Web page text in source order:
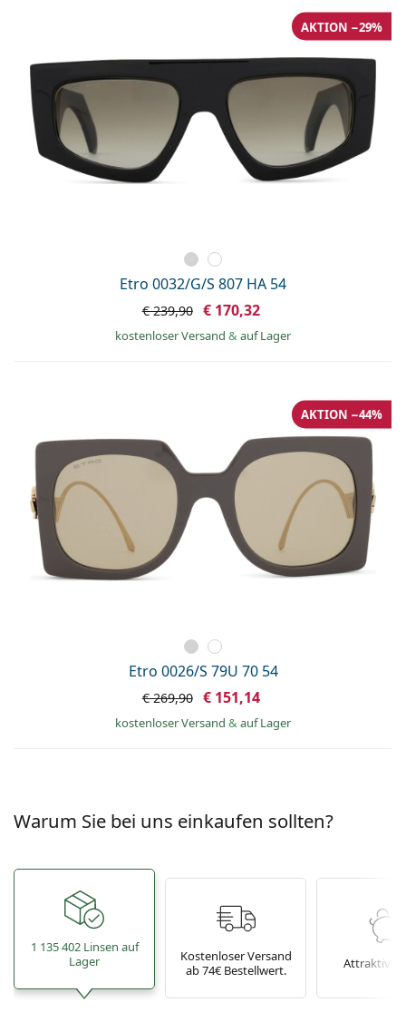
Etro 0032/G/S 807 HA 54
AKTION −29%
€ 239,90 € 170,32
kostenloser Versand & auf Lager
Etro 0026/S 79U 70 54
AKTION −44%
€ 269,90 € 151,14
kostenloser Versand & auf Lager
Warum Sie bei uns einkaufen sollten?
1 135 402 Linsen auf
Lager
Kostenloser Versand
ab 74€ Bestellwert.
Attraktive